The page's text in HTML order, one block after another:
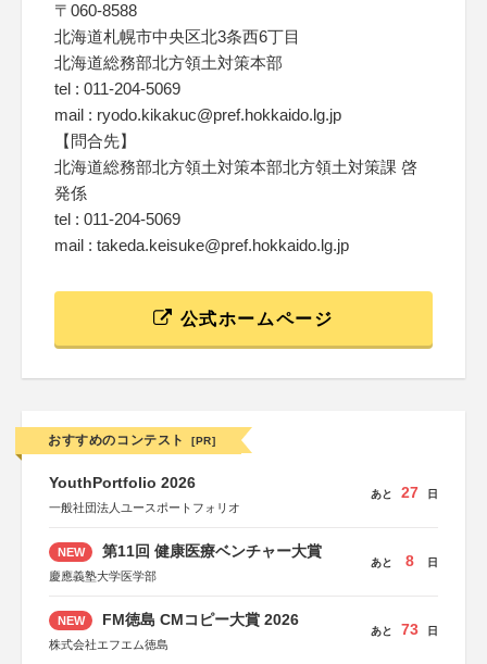
〒060-8588
北海道札幌市中央区北3条西6丁目
北海道総務部北方領土対策本部
tel : 011-204-5069
mail : ryodo.kikakuc@pref.hokkaido.lg.jp
【問合先】
北海道総務部北方領土対策本部北方領土対策課 啓
発係
tel : 011-204-5069
mail : takeda.keisuke@pref.hokkaido.lg.jp
公式ホームページ
おすすめのコンテスト [PR]
YouthPortfolio 2026
一般社団法人ユースポートフォリオ
あと 27 日
NEW 第11回 健康医療ベンチャー大賞
慶應義塾大学医学部
あと 8 日
NEW FM徳島 CMコピー大賞 2026
株式会社エフエム徳島
あと 73 日